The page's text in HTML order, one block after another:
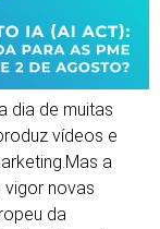
dia de muitas
vídeos e
a
vigor novas
da